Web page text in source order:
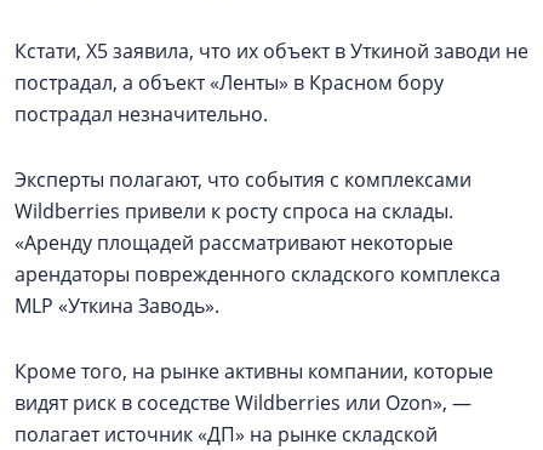
Кстати, Х5 заявила, что их объект в Уткиной заводи не
пострадал, а объект «Ленты» в Красном бору
пострадал незначительно.
Эксперты полагают, что события с комплексами
Wildberries привели к росту спроса на склады.
«Аренду площадей рассматривают некоторые
арендаторы поврежденного складского комплекса
MLP «Уткина Заводь».
Кроме того, на рынке активны компании, которые
видят риск в соседстве Wildberries или Ozon», —
полагает источник «ДП» на рынке складской